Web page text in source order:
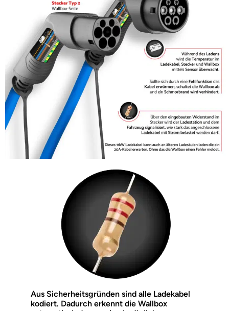
Aus Sicherheitsgründen sind alle Ladekabel
kodiert. Dadurch erkennt die Wallbox